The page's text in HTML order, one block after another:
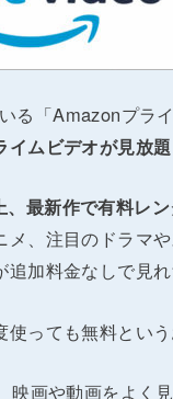
る「Amazonプラ
イムビデオが見放題
最新作で有料レ
、注目のドラマ
加料金なしで見
っても無料とい
画や動画をよく